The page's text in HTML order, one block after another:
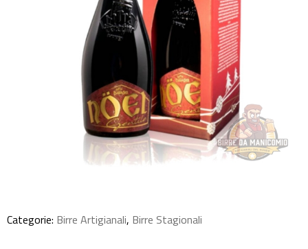
Categorie: Birre Artigianali, Birre Stagionali